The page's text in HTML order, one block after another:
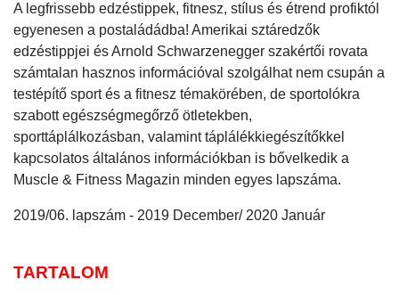
A legfrissebb edzéstippek, fitnesz, stílus és étrend profiktól
egyenesen a postaládádba! Amerikai sztáredzők
edzéstippjei és Arnold Schwarzenegger szakértői rovata
számtalan hasznos információval szolgálhat nem csupán a
testépítő sport és a fitnesz témakörében, de sportolókra
szabott egészségmegőrző ötletekben,
sporttáplálkozásban, valamint táplálékkiegészítőkkel
kapcsolatos általános információkban is bővelkedik a
Muscle & Fitness Magazin minden egyes lapszáma.
2019/06. lapszám - 2019 December/ 2020 Január
TARTALOM